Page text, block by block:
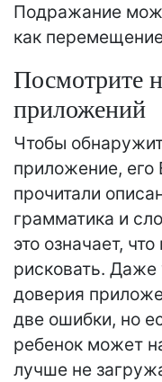
Подражание
как
Посмотрите
приложений
Чтобы
приложение,
прочитали
грамматика и
это означает,
рисковать.
доверия
две ошибки, но
ребенок может
лучше не